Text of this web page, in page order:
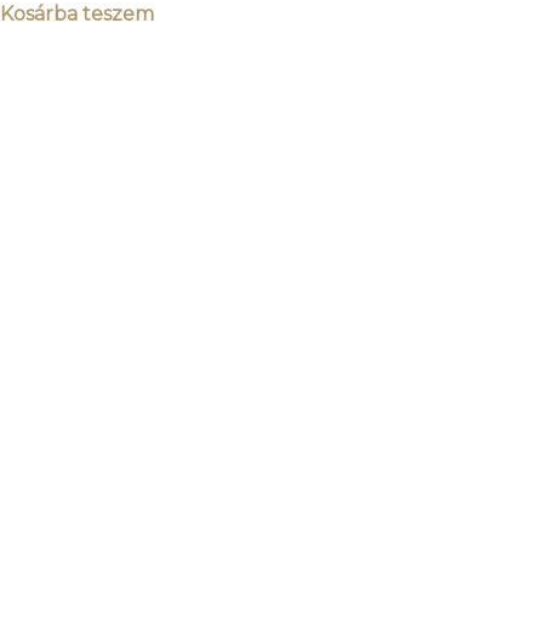
Kosárba teszem